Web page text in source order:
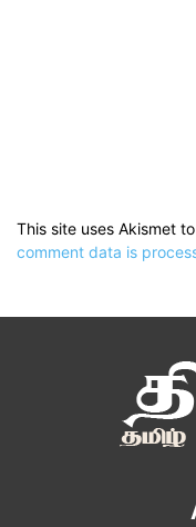
This site uses Akismet
comment data is